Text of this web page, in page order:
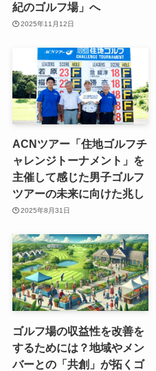
紀のゴルフ場」へ
2025年11月12日
ACNツアー「住地ゴルフチ
ャレンジトーナメント」を
主催して感じた男子ゴルフ
ツアーの未来に向けた兆し
2025年8月31日
ゴルフ場の収益性を改善を
するためには？地域やメン
バーとの「共創」が拓くゴ